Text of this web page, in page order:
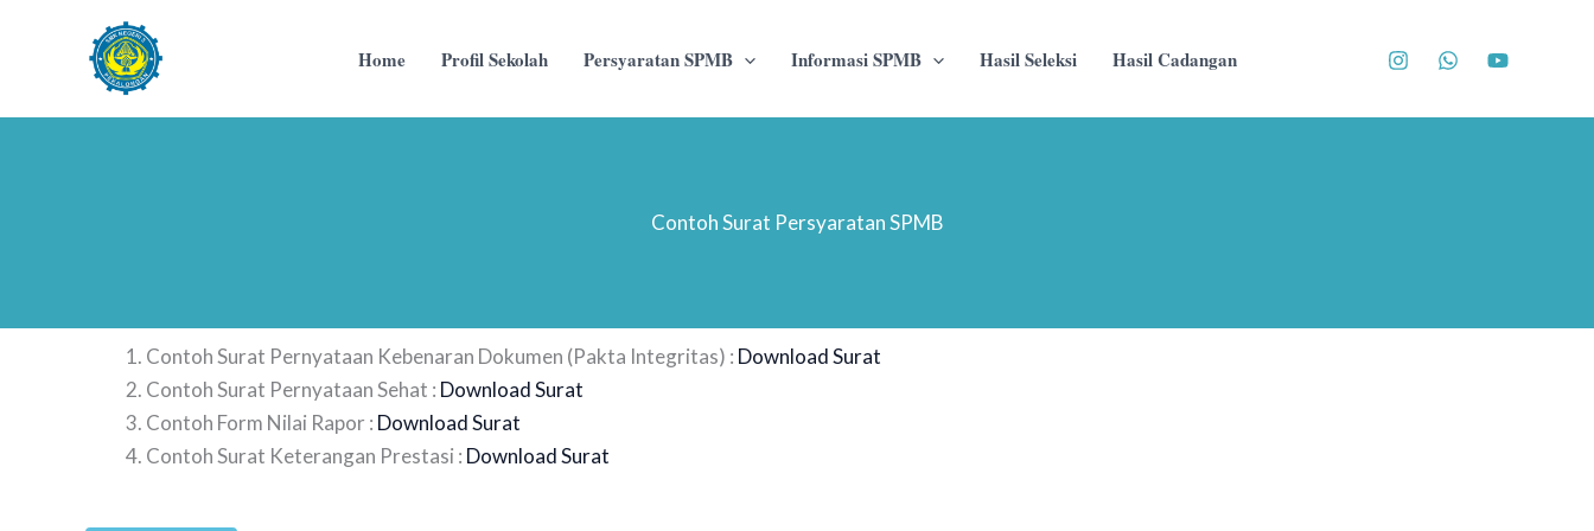
Home Profil Sekolah Persyaratan SPMB Informasi SPMB Hasil Seleksi Hasil Cadangan
Contoh Surat Persyaratan SPMB
Contoh Surat Pernyataan Kebenaran Dokumen (Pakta Integritas) : Download Surat
Contoh Surat Pernyataan Sehat : Download Surat
Contoh Form Nilai Rapor : Download Surat
Contoh Surat Keterangan Prestasi : Download Surat